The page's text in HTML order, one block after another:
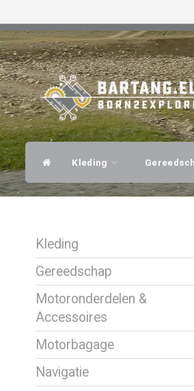
Kleding
Kleding
Gereedschap
Motoronderdelen &
Accessoires
Motorbagage
Navigatie